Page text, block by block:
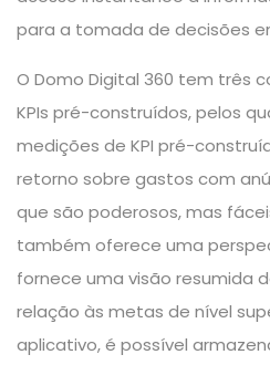
para a tomada de decisões
O Domo Digital 360 tem três
KPIs pré-construídos, pelos
medições de KPI pré-
retorno sobre gastos com
que são poderosos, mas
também oferece uma
fornece uma visão resumida
relação às metas de nível
aplicativo, é possível